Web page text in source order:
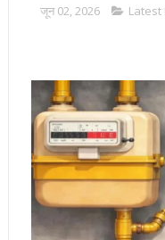
जून 02, 2026 Latest